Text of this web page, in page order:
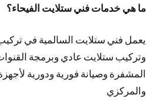
ما هي خدمات فني ستلايت الفيحاء؟
يعمل فني ستلايت السالمية في
وتركيب ستلايت عادي وبرمجة
المشفرة وصيانة فورية ودورية
والمركزي